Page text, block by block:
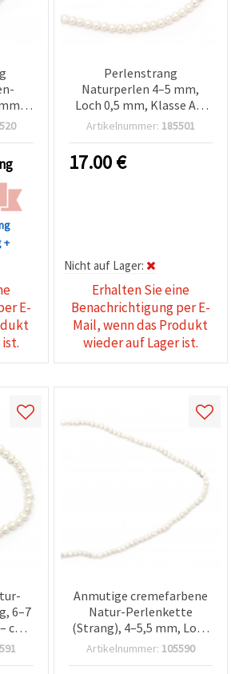
+
E-
Perlenstrang
Naturperlen 4–5 mm,
Loch 0,5 mm, Klasse AA,
Creme, ca. 75 Stück,
Schmuckzubehör mixed
assortment
Artikelnummer: 185501
17.00€
Nicht auf Lager:
Erhalten Sie eine
Benachrichtigung per E-
Mail, wenn das Produkt
wieder auf Lager ist.
6–7
ca.
Anmutige cremefarbene
Natur-Perlenkette
(Strang), 4–5,5 mm, Loch
0,5 mm, Klasse A – ca. 70–
Artikelnummer: 105590